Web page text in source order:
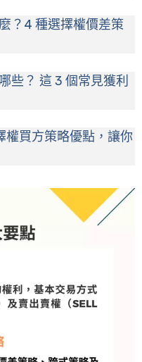
？4 種選擇權價差策
些？ 這 3 個常見獲利
權買方策略優點，讓你